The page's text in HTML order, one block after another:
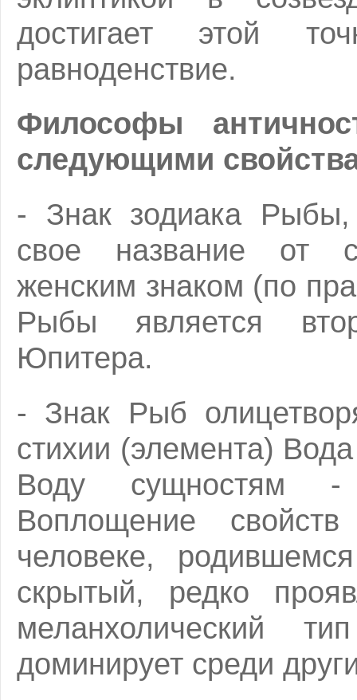
достигает этой
равноденствие.
Философы
следующими
- Знак зодиака Рыбы,
свое название от
женским знаком (по
Рыбы является
Юпитера.
- Знак Рыб
стихии (элемента)
Воду сущностям
Воплощение
человеке,
скрытый, редко
меланхолический
доминирует среди